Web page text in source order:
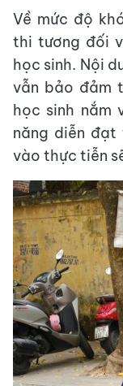
Về mức độ
thi tương đối
học sinh. Nội
vẫn bảo đảm
học sinh nắm
năng diễn
vào thực tiễn